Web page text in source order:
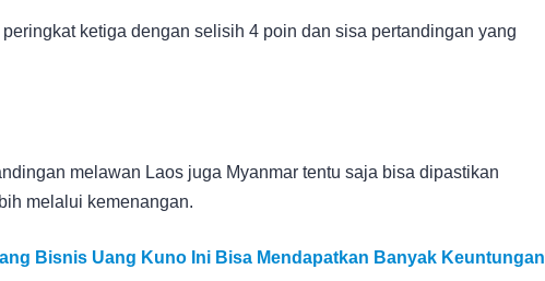
ketiga dengan selisih 4 poin dan sisa pertandingan yang
melawan Laos juga Myanmar tentu saja bisa dipastikan
melalui kemenangan.
Bisnis Uang Kuno Ini Bisa Mendapatkan Banyak Keuntungan